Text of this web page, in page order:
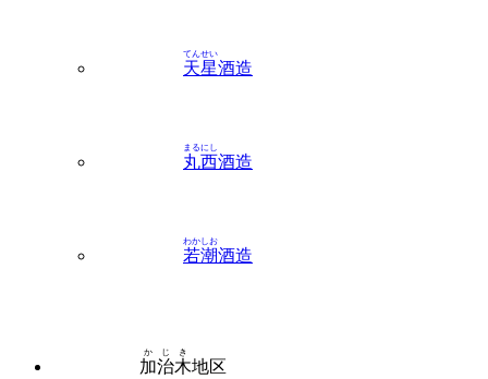
天星
てんせい
酒造
丸西
まるにし
酒造
若潮
わかしお
酒造
加治木
かじき
地区